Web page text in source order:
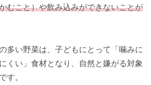
むこと）や飲み込みができないことが
多い野菜は、子どもにとって「噛みに
くい」食材となり、自然と嫌がる対象
す。